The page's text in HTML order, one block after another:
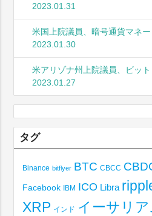
2023.01.31
米国上院議員、暗号通貨マネ
2023.01.30
米アリゾナ州上院議員、ビッ
2023.01.27
タグ
Binance bitflyer BTC CBCC
Facebook IBM ICO Libra
XRP インド イーサリア